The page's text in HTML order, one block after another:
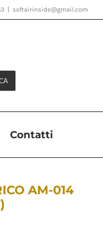
softairinside@gmail.com
Contatti
AM-014